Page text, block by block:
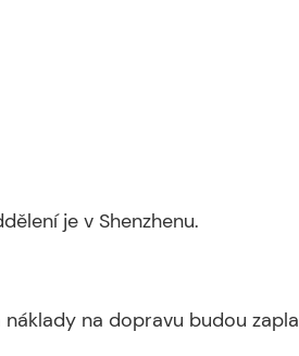
je v Shenzhenu.
na dopravu budou